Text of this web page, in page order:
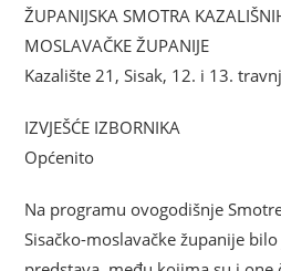
ŽUPANIJSKA SMOTRA
MOSLAVAČKE ŽUPANIJE
Kazalište 21, Sisak, 12. i 13.
IZVJEŠĆE IZBORNIKA
Općenito
Na programu ovogodišnje
Sisačko-moslavačke županije